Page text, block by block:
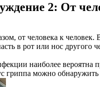
2: От
от человека к
в рот или нос
наиболее
гриппа можно обнаружить